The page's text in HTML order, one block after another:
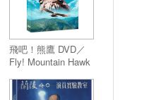
飛吧！熊鷹 DVD／
Fly! Mountain Hawk